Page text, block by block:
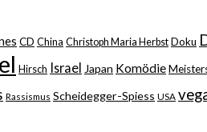
CD China Christoph Maria HerbstDoku
Hirsch Israel Japan Komödie
Rassismus Scheidegger-Spiess USA